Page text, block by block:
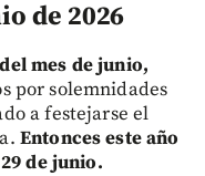
de 2026
mes de junio,
por solemnidades
a festejarse el
Entonces este año
de junio.